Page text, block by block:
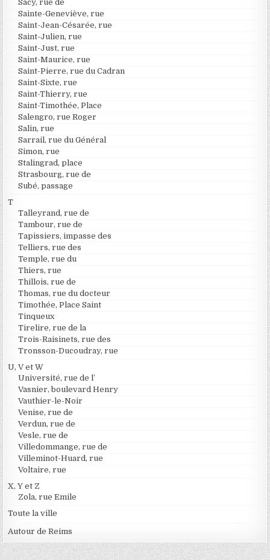
Sacy, rue de
Sainte-Geneviève, rue
Saint-Jean-Césarée, rue
Saint-Julien, rue
Saint-Just, rue
Saint-Maurice, rue
Saint-Pierre, rue du Cadran
Saint-Sixte, rue
Saint-Thierry, rue
Saint-Timothée, Place
Salengro, rue Roger
Salin, rue
Sarrail, rue du Général
Simon, rue
Stalingrad, place
Strasbourg, rue de
Subé, passage
T
Talleyrand, rue de
Tambour, rue de
Tapissiers, impasse des
Telliers, rue des
Temple, rue du
Thiers, rue
Thillois, rue de
Thomas, rue du docteur
Timothée, Place Saint
Tinqueux
Tirelire, rue de la
Trois-Raisinets, rue des
Tronsson-Ducoudray, rue
U, V et W
Université, rue de l’
Vasnier, boulevard Henry
Vauthier-le-Noir
Venise, rue de
Verdun, rue de
Vesle, rue de
Villedommange, rue de
Villeminot-Huard, rue
Voltaire, rue
X, Y et Z
Zola, rue Emile
Toute la ville
Autour de Reims